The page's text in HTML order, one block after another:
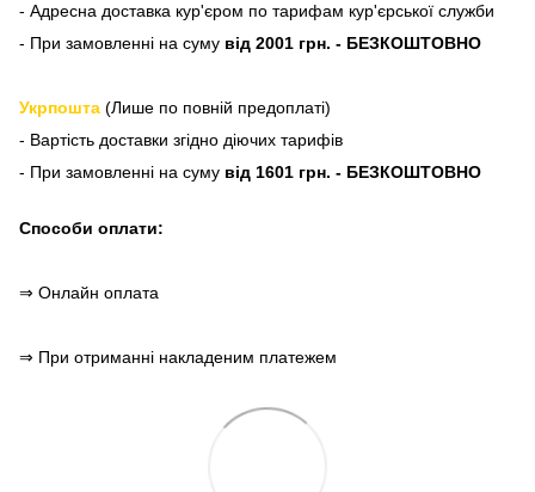
- Адресна доставка кур'єром по тарифам кур'єрської служби
- При замовленні на суму від 2001 грн. - БЕЗКОШТОВНО
Укрпошта (Лише по повній предоплаті)
- Вартість доставки згідно діючих тарифів
- При замовленні на суму від 1601 грн. - БЕЗКОШТОВНО
Способи оплати:
⇒ Онлайн оплата
⇒ При отриманні накладеним платежем